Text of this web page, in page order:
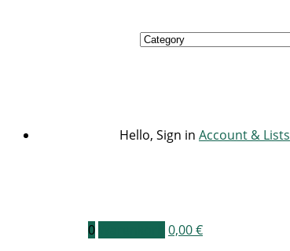
Hello, Sign in Account & Lists
0 0,00€